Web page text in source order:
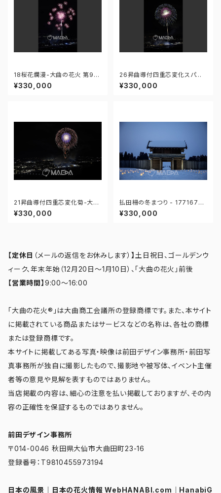
18桜花爛漫-大曲の花火 第97
回全国花火競技大会 - 176671
211725119
¥330,000
26昇曲導付四重芯変化スパン
コール-大曲の花火 第97回全
国花火競技大会 - 17667566
¥330,000
21昇曲導付四重芯変化菊-大曲
の花火 第97回全国花火競技大
会 - 176671211945005
¥330,000
払田柵の冬まつり - 17716762
0285068
¥330,000
【定休日 （メールの返信をお休みします）】 土日祝日、ゴールデンウ
ィーク、年末年始（12月20日～1月10日）、「大曲の花火」前後
【営業時間】 9:00～16:00
「大曲の花火®」は大曲商工会議所の登録商標です。また、本サイト
に掲載されている商品またはサービスなどの名称は、各社の商標
または登録商標です。
本サイトに掲載してある写真・映像は前田デザイン事務所・前田写
真事務所が独自に撮影したもので、撮影地や被写体、イベント主催
者等の意見や見解を表すものではありません。
当店掲載の内容は、細心の注意を払い掲載しておりますが、その内
容の正確性を保証するものではありません。
前田デザイン事務所
〒014-0046 秋田県大仙市大曲田町23-16
登録番号：T9810455973194
日本の風景 日本の花火情報 WebHANABI.com HanabiG